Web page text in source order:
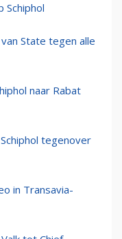
Schiphol
State tegen alle
naar Rabat
tegenover
in Transavia-